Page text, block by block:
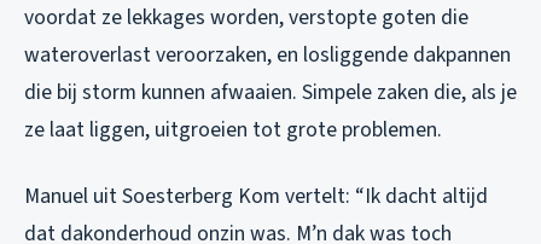
voordat ze lekkages worden, verstopte goten die
wateroverlast veroorzaken, en losliggende dakpannen
die bij storm kunnen afwaaien. Simpele zaken die, als je
ze laat liggen, uitgroeien tot grote problemen.
Manuel uit Soesterberg Kom vertelt: “Ik dacht altijd
dat dakonderhoud onzin was. M’n dak was toch